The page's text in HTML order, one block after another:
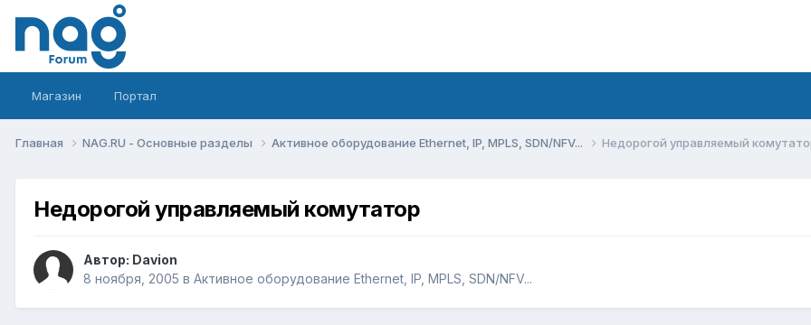
Магазин Портал
Главная NAG.RU - Основные разделы Активное оборудование Ethernet, IP, MPLS, SDN/NFV... Недорогой управляемый
Недорогой управляемый комутатор
Автор: Davion
8 ноября, 2005 в Активное оборудование Ethernet, IP, MPLS, SDN/NFV...